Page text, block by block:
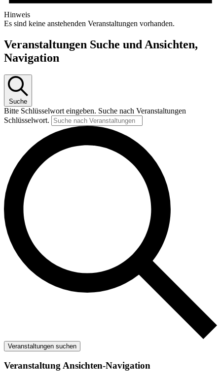
Hinweis
Es sind keine anstehenden Veranstaltungen vorhanden.
Veranstaltungen Suche und Ansichten,
Navigation
Suche
Bitte Schlüsselwort eingeben. Suche nach Veranstaltungen
Schlüsselwort.
Veranstaltungen suchen
Veranstaltung Ansichten-Navigation